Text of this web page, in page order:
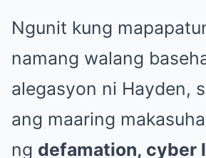
Ngunit kung
namang walang
alegasyon ni Hayden,
ang maaring
ng defamation, cyber